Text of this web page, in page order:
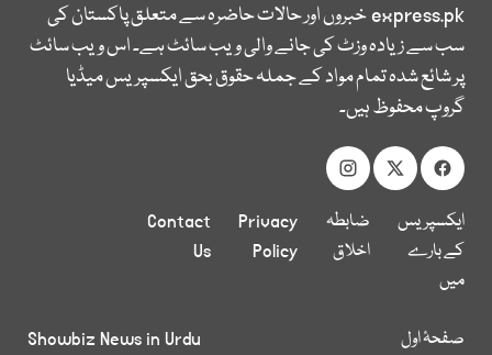
express.pkخبروں اور حالات حاضرہ سے متعلق پاکستان کی
سب سے زیادہ وزٹ کی جانے والی ویب سائٹ ہے۔ اس ویب سائٹ
پر شائع شدہ تمام مواد کے جملہ حقوق بحق ایکسپریس میڈیا
گروپ محفوظ ہیں۔
ایکسپریس
کے بارے
میں
ضابطہ
اخلاق
Privacy
Policy
Contact
Us
صفحۂ اول
Showbiz News in Urdu